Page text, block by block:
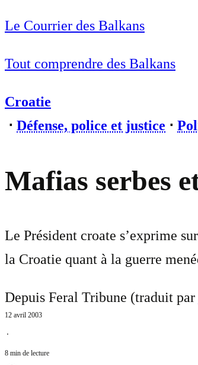
Le Courrier des Balkans
Tout comprendre des Balkans
Croatie
⋅ Défense, police et justice ⋅
Mafias serbes
Le Président croate s’exprime
la Croatie quant à la guerre
Depuis Feral Tribune (traduit par
12 avril 2003
⋅
8 min de lecture